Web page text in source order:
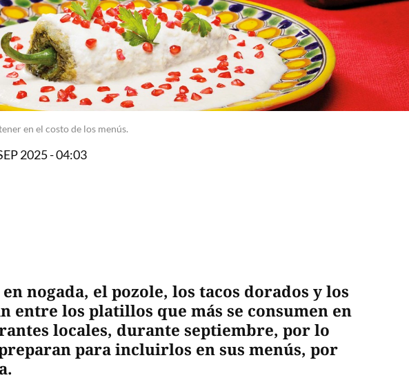
en el costo de los menús.
2025 - 04:03
nogada, el pozole, los tacos dorados y los
entre los platillos que más se consumen en
locales, durante septiembre, por lo
para incluirlos en sus menús, por